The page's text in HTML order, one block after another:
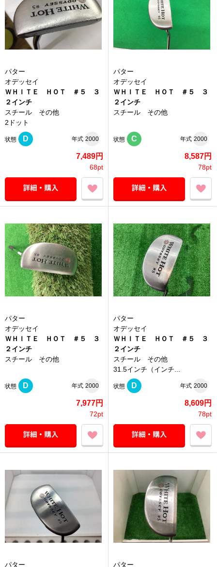
パター
オデッセイ
ＷＨＩＴＥ ＨＯＴ ＃５ ３
２インチ
スチール その他
2ドット
状態 D 年式 2000
7,489円
68pt
パター
オデッセイ
ＷＨＩＴＥ ＨＯＴ ＃５ ３
２インチ
スチール その他
状態 C 年式 2000
8,587円
78pt
パター
オデッセイ
ＷＨＩＴＥ ＨＯＴ ＃５ ３
２インチ
スチール その他
状態 D 年式 2000
7,977円
72pt
パター
オデッセイ
ＷＨＩＴＥ ＨＯＴ ＃５ ３
２インチ
スチール その他
31.5インチ（インチ...
状態 D 年式 2000
8,609円
78pt
パター パター